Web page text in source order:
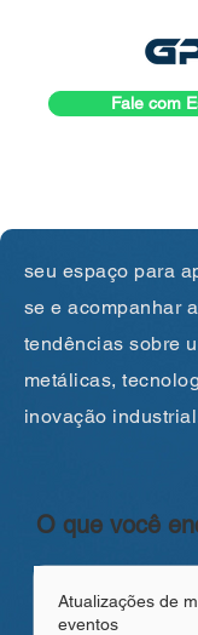
Fale com
seu espaço para
se e acompanhar
tendências sobre
metálicas,
inovação
O que você
Atualizações de
eventos